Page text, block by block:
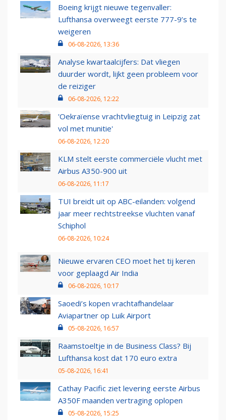
Boeing krijgt nieuwe tegenvaller:
Lufthansa overweegt eerste 777-9’s te
weigeren
06-08-2026, 13:36
Analyse kwartaalcijfers: Dat vliegen
duurder wordt, lijkt geen probleem voor
de reiziger
06-08-2026, 12:22
'Oekraïense vrachtvliegtuig in Leipzig zat
vol met munitie'
06-08-2026, 12:20
KLM stelt eerste commerciële vlucht met
Airbus A350-900 uit
06-08-2026, 11:17
TUI breidt uit op ABC-eilanden: volgend
jaar meer rechtstreekse vluchten vanaf
Schiphol
06-08-2026, 10:24
Nieuwe ervaren CEO moet het tij keren
voor geplaagd Air India
06-08-2026, 10:17
Saoedi’s kopen vrachtafhandelaar
Aviapartner op Luik Airport
05-08-2026, 16:57
Raamstoeltje in de Business Class? Bij
Lufthansa kost dat 170 euro extra
05-08-2026, 16:41
Cathay Pacific ziet levering eerste Airbus
A350F maanden vertraging oplopen
05-08-2026, 15:25